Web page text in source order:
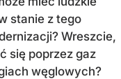
stanie z tego
Wreszcie,
się poprzez gaz
węglowych?